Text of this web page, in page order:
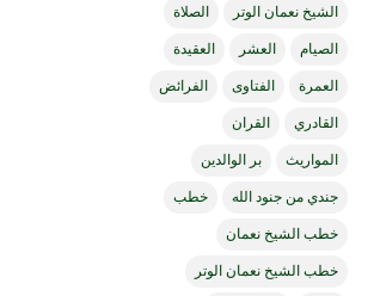
الشيخ نعمان الوتر الصلاة
الصيام العشر العقيدة
العمرة الفتاوى الفرائض
القادري القران
المواريث بر الوالدين
جندي من جنود الله خطب
خطب الشيخ نعمان
خطب الشيخ نعمان الوتر